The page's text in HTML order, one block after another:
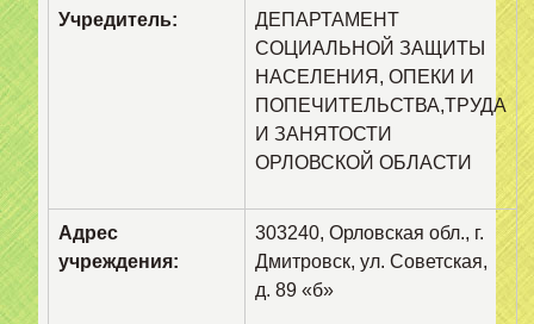
Учредитель:
ДЕПАРТАМЕНТ
СОЦИАЛЬНОЙ ЗАЩИТЫ
НАСЕЛЕНИЯ, ОПЕКИ И
ПОПЕЧИТЕЛЬСТВА,ТРУДА
И ЗАНЯТОСТИ
ОРЛОВСКОЙ ОБЛАСТИ
Адрес
учреждения:
303240, Орловская обл., г.
Дмитровск, ул. Советская,
д. 89 «б»